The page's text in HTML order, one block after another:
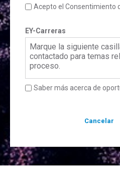
Acepto el Consentimiento
EY-Carreras
Marque la siguiente
contactado para temas
proceso.
Saber más acerca de
Cancelar